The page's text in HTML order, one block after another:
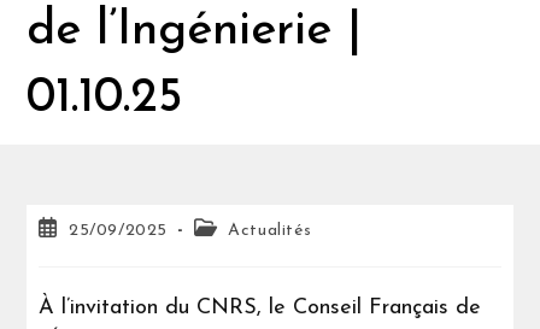
de l’Ingénierie |
01.10.25
25/09/2025 Actualités
À l’invitation du CNRS, le Conseil Français de